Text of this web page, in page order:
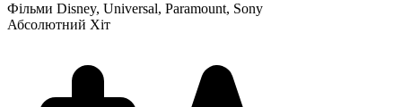
Фільми Disney, Universal, Paramount, Sony
Абсолютний Хіт